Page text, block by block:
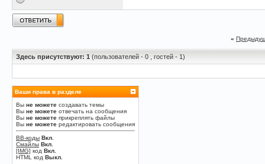
«
Здесь присутствуют: 1 (пользователей - 0 , гостей - 1)
Ваши права в разделе
Вы не можете создавать темы
Вы не можете отвечать на сообщения
Вы не можете прикреплять файлы
Вы не можете редактировать сообщения
BB-коды Вкл.
Смайлы Вкл.
[IMG] код Вкл.
HTML код Выкл.